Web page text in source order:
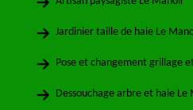
Jardinier taille de haie Le
Pose et changement grillage
Dessouchage arbre et haie Le